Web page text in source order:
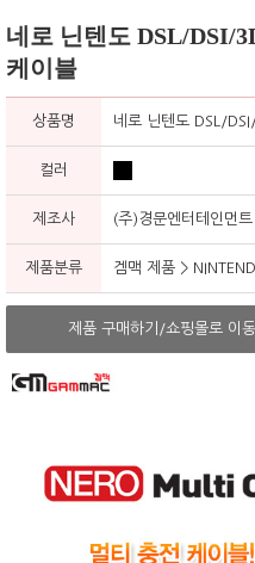
네로 닌텐도 DSL/DSI/
케이블
상품명 네로 닌텐도 DSL/
컬러
제조사 (주)경문엔터테인먼트
제품분류 겜맥 제품 >
제품 구매하기/쇼핑몰로 이동